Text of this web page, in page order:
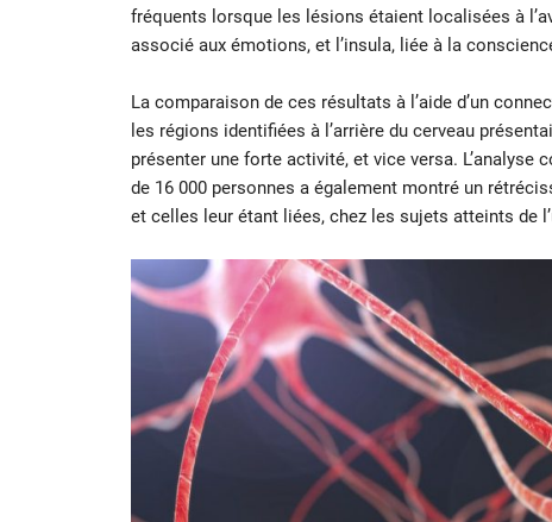
fréquents lorsque les lésions étaient localisées à
associé aux émotions, et l’insula, liée à la
La comparaison de ces résultats à l’aide d’un
les régions identifiées à l’arrière du cerveau
présenter une forte activité, et vice versa. L’analyse
de 16 000 personnes a également montré un
et celles leur étant liées, chez les sujets atteints de